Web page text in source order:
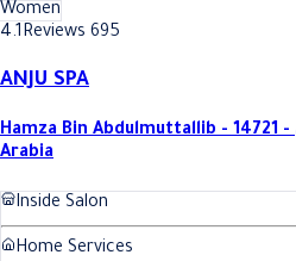
Women
4.1Reviews 695
ANJU SPA
Hamza Bin Abdulmuttallib - 14721 - منطقة الرياض - Saudi
Arabia
Inside Salon
Home Services